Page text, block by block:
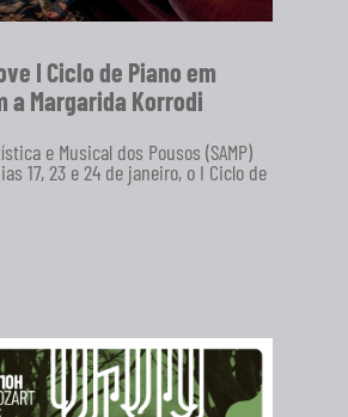
I Ciclo de Piano em
a Margarida Korrodi
e Musical dos Pousos (SAMP)
17, 23 e 24 de janeiro, o I Ciclo de